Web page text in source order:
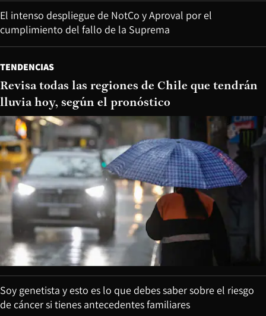
El intenso despliegue de NotCo y Aproval por el
cumplimiento del fallo de la Suprema
TENDENCIAS
Revisa todas las regiones de Chile que tendrán
lluvia hoy, según el pronóstico
Soy genetista y esto es lo que debes saber sobre el riesgo
de cáncer si tienes antecedentes familiares